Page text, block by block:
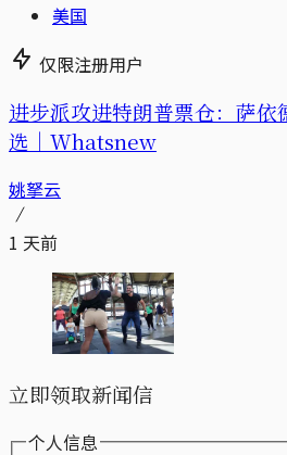
美国
仅限注册用户
进步派攻进特朗普票仓：萨依
选｜Whatsnew
姚拏云
1 天前
立即领取新闻信
个人信息